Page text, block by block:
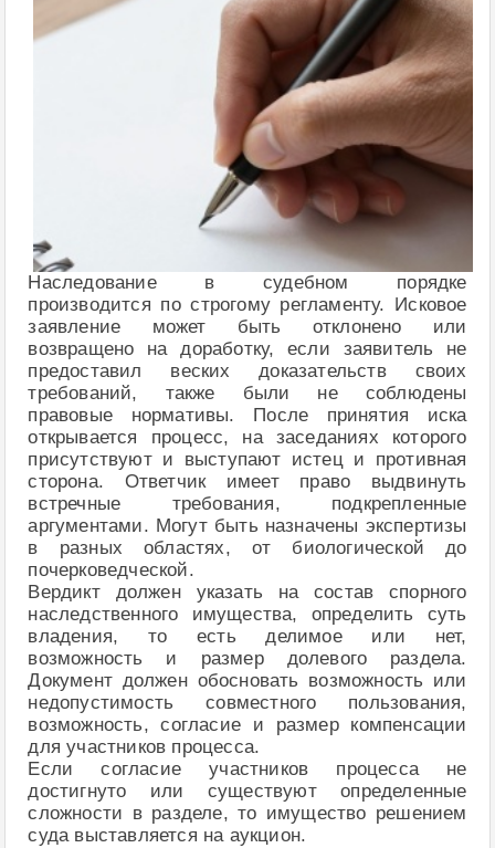
Наследование в судебном порядке
производится по строгому регламенту. Исковое
заявление может быть отклонено или
возвращено на доработку, если заявитель не
предоставил веских доказательств своих
требований, также были не соблюдены
правовые нормативы. После принятия иска
открывается процесс, на заседаниях которого
присутствуют и выступают истец и противная
сторона. Ответчик имеет право выдвинуть
встречные требования, подкрепленные
аргументами. Могут быть назначены экспертизы
в разных областях, от биологической до
почерковедческой.
Вердикт должен указать на состав спорного
наследственного имущества, определить суть
владения, то есть делимое или нет,
возможность и размер долевого раздела.
Документ должен обосновать возможность или
недопустимость совместного пользования,
возможность, согласие и размер компенсации
для участников процесса.
Если согласие участников процесса не
достигнуто или существуют определенные
сложности в разделе, то имущество решением
суда выставляется на аукцион.